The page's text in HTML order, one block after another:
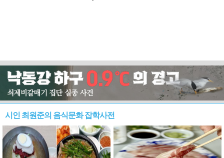
시인 최원준의 음식문화 잡학사전